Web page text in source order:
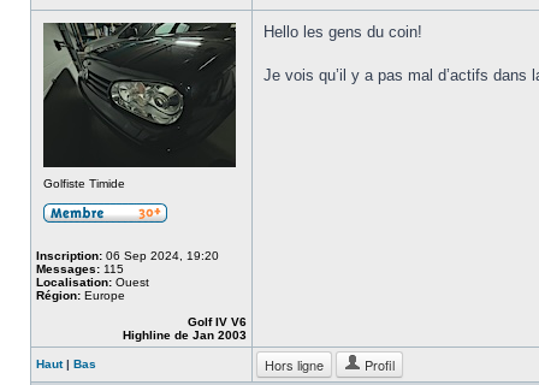
Golfiste Timide
Inscription: 06 Sep 2024, 19:20
Messages: 115
Localisation: Ouest
Région: Europe
Golf IV V6
Highline de Jan 2003
Hello les gens du coin!
Je vois qu’il y a pas mal d’actifs dans
Haut| Bas Hors ligne Profil